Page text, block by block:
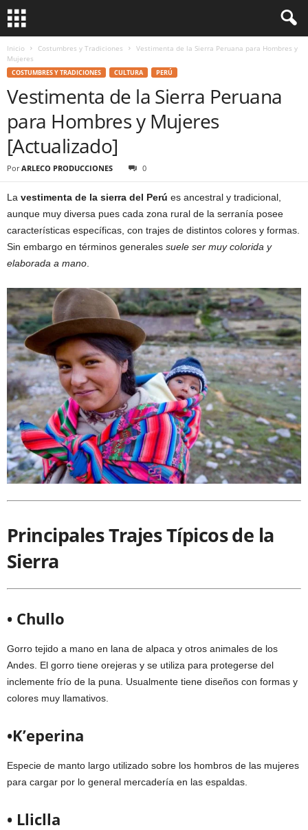
Inicio Costumbres y Tradiciones
Vestimenta de la Sierra Peruana para Hombres y
Mujeres
COSTUMBRES Y TRADICIONES CULTURA PERÚ
Vestimenta de la Sierra Peruana
para Hombres y Mujeres
[Actualizado]
Por ARLECO PRODUCCIONES 0
La vestimenta de la sierra del Perú es ancestral y tradicional,
aunque muy diversa pues cada zona rural de la serranía posee
características específicas, con trajes de distintos colores y formas.
Sin embargo en términos generales suele ser muy colorida y
elaborada a mano
Principales Trajes Típicos de la
Sierra
• Chullo
Gorro tejido a mano en lana de alpaca y otros animales de los
Andes. El gorro tiene orejeras y se utiliza para protegerse del
inclemente frío de la puna. Usualmente tiene diseños con formas y
colores muy llamativos.
•K’eperina
Especie de manto largo utilizado sobre los hombros de las mujeres
para cargar por lo general mercadería en las espaldas.
• Lliclla